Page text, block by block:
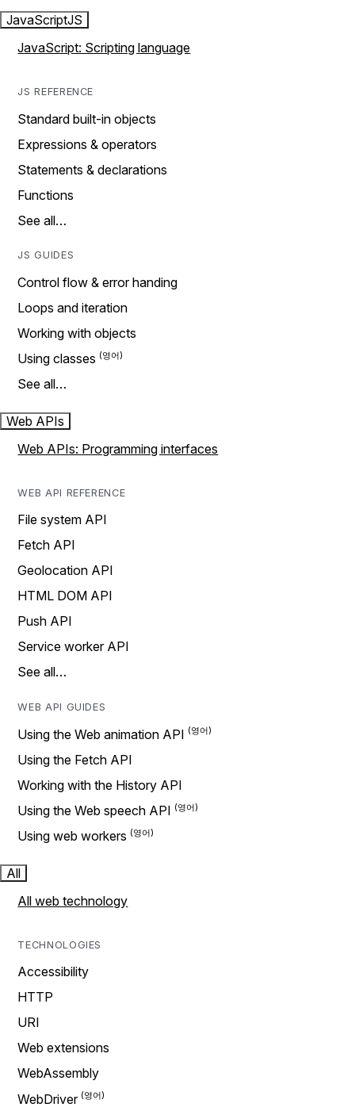
JavaScriptJS
JavaScript: Scripting language
JS REFERENCE
Standard built-in objects
Expressions & operators
Statements & declarations
Functions
See all…
JS GUIDES
Control flow & error handing
Loops and iteration
Working with objects
Using classes
See all…
Web APIs
Web APIs: Programming interfaces
WEB API REFERENCE
File system API
Fetch API
Geolocation API
HTML DOM API
Push API
Service worker API
See all…
WEB API GUIDES
Using the Web animation API
Using the Fetch API
Working with the History API
Using the Web speech API
Using web workers
All
All web technology
TECHNOLOGIES
Accessibility
HTTP
URI
Web extensions
WebAssembly
WebDriver